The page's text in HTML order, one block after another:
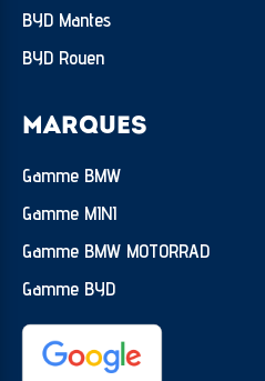
BYD Mantes
BYD Rouen
MARQUES
Gamme BMW
Gamme MINI
Gamme BMW MOTORRAD
Gamme BYD